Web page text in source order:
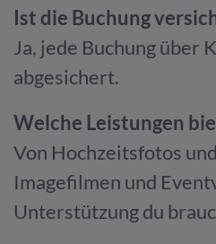
Ist die Buchung
Ja, jede Buchung über
abgesichert.
Welche Leistungen
Von Hochzeitsfotos
Imagefilmen und
Unterstützung du